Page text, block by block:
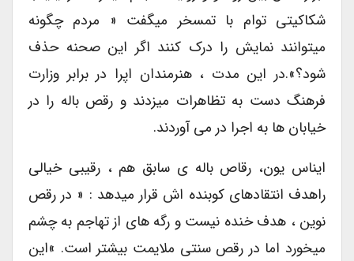
شکاکیتی توام با تمسخر میگفت « مردم چگونه
میتوانند نمایش را درک کنند اگر این صحنه حذف
شود؟».در این مدت ، هنرمندان اپرا در برابر وزارت
فرهنگ دست به تظاهرات میزدند و رقص باله را در
خیابان ها به اجرا در می آوردند.
ایناس یون، رقاص باله ی سابق هم ، رقیبی خیالی
راهدف انتقادهای کوبنده اش قرار میدهد : « در رقص
نوین ، هدف خنده نیست و رگه های از تهاجم به چشم
میخورد اما در رقص سنتی ملایمت بیشتر است. »این